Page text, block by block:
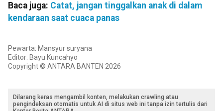
Baca juga: Catat, jangan tinggalkan anak di dalam
kendaraan saat cuaca panas
Pewarta: Mansyur suryana
Editor: Bayu Kuncahyo
Copyright © ANTARA BANTEN 2026
Dilarang keras mengambil konten, melakukan crawling atau
pengindeksan otomatis untuk AI di situs web ini tanpa izin tertulis dari